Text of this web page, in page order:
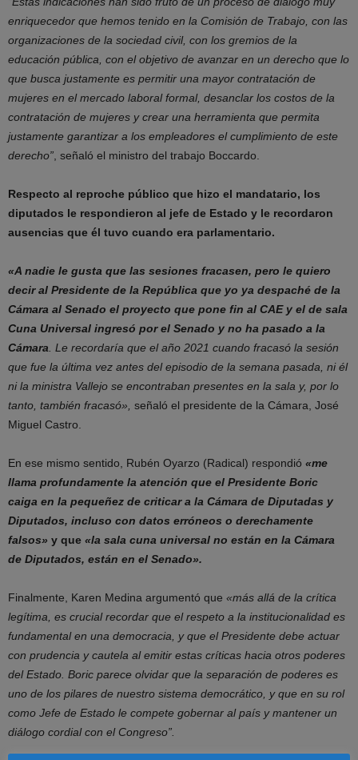
enriquecedor que hemos tenido en la Comisión de Trabajo, con las
organizaciones de la sociedad civil, con los gremios de la
educación pública, con el objetivo de avanzar en un derecho que lo
que busca justamente es permitir una mayor contratación de
mujeres en el mercado laboral formal, desanclar los costos de la
contratación de mujeres y crear una herramienta que permita
justamente garantizar a los empleadores el cumplimiento de este
derecho”, señaló el ministro del trabajo Boccardo.
Respecto al reproche público que hizo el mandatario, los
diputados le respondieron al jefe de Estado y le recordaron
ausencias que él tuvo cuando era parlamentario.
«A nadie le gusta que las sesiones fracasen, pero le quiero
decir al Presidente de la República que yo ya despaché de la
Cámara al Senado el proyecto que pone fin al CAE y el de sala
Cuna Universal ingresó por el Senado y no ha pasado a la
Cámara. Le recordaría que el año 2021 cuando fracasó la sesión
que fue la última vez antes del episodio de la semana pasada, ni él
ni la ministra Vallejo se encontraban presentes en la sala y, por lo
tanto, también fracasó», señaló el presidente de la Cámara, José
Miguel Castro.
En ese mismo sentido, Rubén Oyarzo (Radical) respondió «me
llama profundamente la atención que el Presidente Boric
caiga en la pequeñez de criticar a la Cámara de Diputadas y
Diputados, incluso con datos erróneos o derechamente
falsos» y que «la sala cuna universal no están en la Cámara
de Diputados, están en el Senado».
Finalmente, Karen Medina argumentó que «más allá de la crítica
legítima, es crucial recordar que el respeto a la institucionalidad es
fundamental en una democracia, y que el Presidente debe actuar
con prudencia y cautela al emitir estas críticas hacia otros poderes
del Estado. Boric parece olvidar que la separación de poderes es
uno de los pilares de nuestro sistema democrático, y que en su rol
como Jefe de Estado le compete gobernar al país y mantener un
diálogo cordial con el Congreso”.